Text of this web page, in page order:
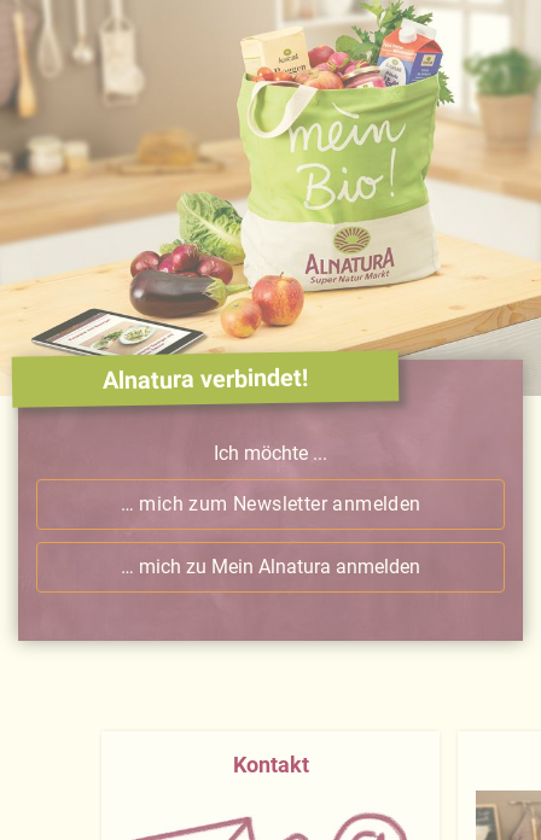
Alnatura verbindet!
Ich möchte ...
… mich zum Newsletter anmelden
… mich zu Mein Alnatura anmelden
Kontakt